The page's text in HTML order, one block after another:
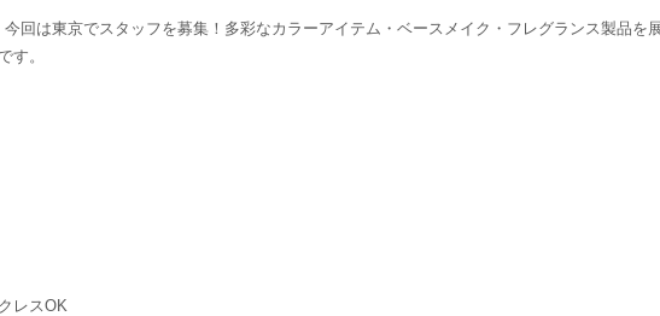
回は東京でスタッフを募集！多彩なカラーアイテム・ベースメイク・フレグランス製品を
す。
レスOK